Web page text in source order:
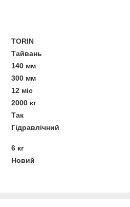
TORIN
Тайвань
140 мм
300 мм
12 міс
2000 кг
Так
Гідравлічний
6 кг
Новий